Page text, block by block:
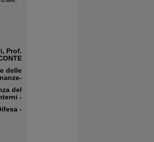
Prof.
delle
-
del
-
-